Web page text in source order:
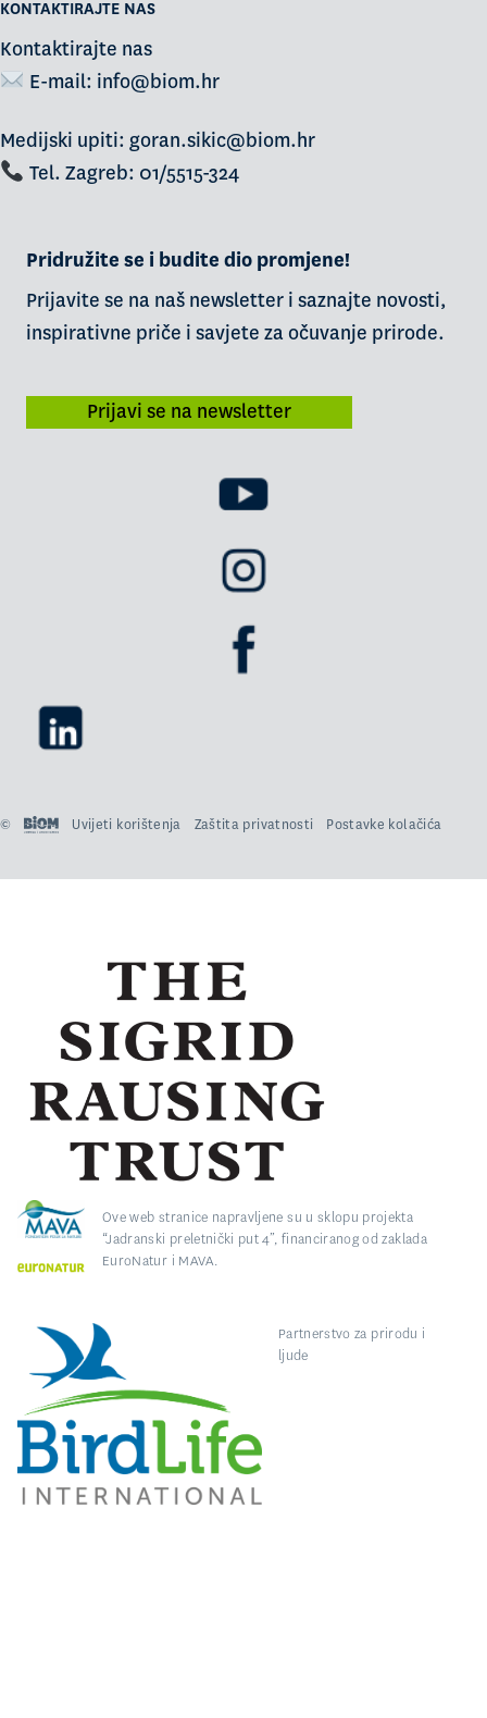
KONTAKTIRAJTE NAS
Kontaktirajte nas
E-mail: info@biom.hr
Medijski upiti: goran.sikic@biom.hr
Tel. Zagreb: 01/5515-324
Pridružite se i budite dio promjene!
Prijavite se na naš newsletter i saznajte novosti,
inspirativne priče i savjete za očuvanje prirode.
Prijavi se na newsletter
© Uvijeti korištenja Zaštita privatnosti Postavke kolačića
Ove web stranice napravljene su u sklopu projekta
“Jadranski preletnički put 4”, financiranog od zaklada
EuroNatur i MAVA.
Partnerstvo za prirodu i
ljude